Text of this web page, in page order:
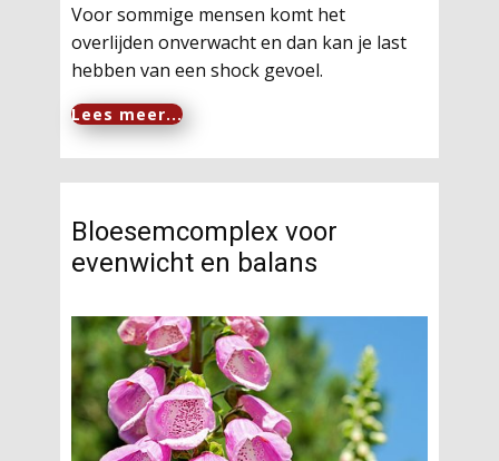
Voor sommige mensen komt het
overlijden onverwacht en dan kan je last
hebben van een shock gevoel.
Lees meer...
Bloesemcomplex voor
evenwicht en balans